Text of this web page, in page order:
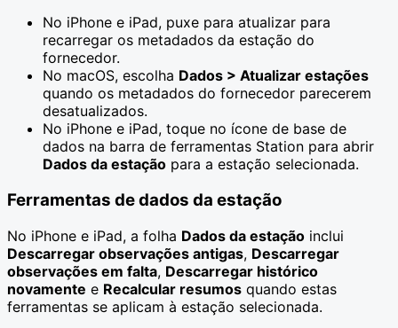
No iPhone e iPad, puxe para atualizar para
recarregar os metadados da estação do
fornecedor.
No macOS, escolha Dados > Atualizar estações
quando os metadados do fornecedor parecerem
desatualizados.
No iPhone e iPad, toque no ícone de base de
dados na barra de ferramentas Station para abrir
Dados da estação para a estação selecionada.
Ferramentas de dados da estação
No iPhone e iPad, a folha Dados da estação inclui
Descarregar observações antigas, Descarregar
observações em falta, Descarregar histórico
novamente e Recalcular resumos quando estas
ferramentas se aplicam à estação selecionada.